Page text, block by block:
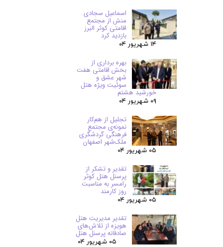
اسماعیل سجادی
منش از مجتمع
اقامتی کوثر البرز
بازدید کرد
۱۴ شهریور ۰۴
بهره برداری از
بخش اقامتی هفت
شهر عشق و
سوئیت ویژه هتل
خورشید هشتم
۰۹ شهریور ۰۴
تجلیل از هم‌کار
نمونه‌ی مجتمع
فرهنگی گردشگری
ملک‌شهر اصفهان
۰۵ شهریور ۰۴
تقدیر و تشکر از
پرسنل هتل کوثر
رامسر به مناسبت
روز کارمند
۰۵ شهریور ۰۴
تقدیر مدیریت هتل
هویزه از تلاش‌های
صادقانه پرسنل هتل
۰۵ شهریور ۰۴